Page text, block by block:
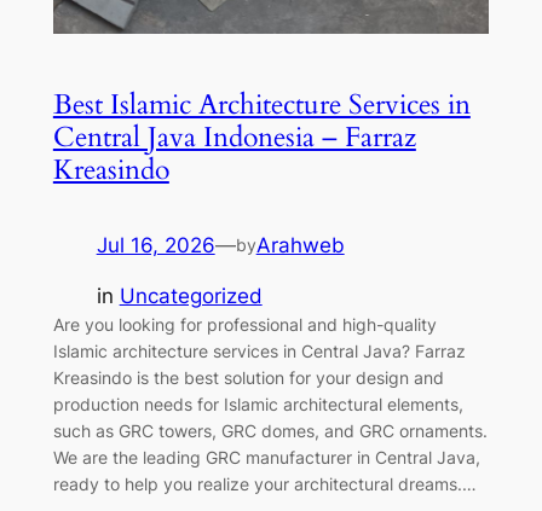
Best Islamic Architecture Services in
Central Java Indonesia – Farraz
Kreasindo
Jul 16, 2026—byArahweb
in Uncategorized
Are you looking for professional and high-quality
Islamic architecture services in Central Java? Farraz
Kreasindo is the best solution for your design and
production needs for Islamic architectural elements,
such as GRC towers, GRC domes, and GRC ornaments.
We are the leading GRC manufacturer in Central Java,
ready to help you realize your architectural dreams.…